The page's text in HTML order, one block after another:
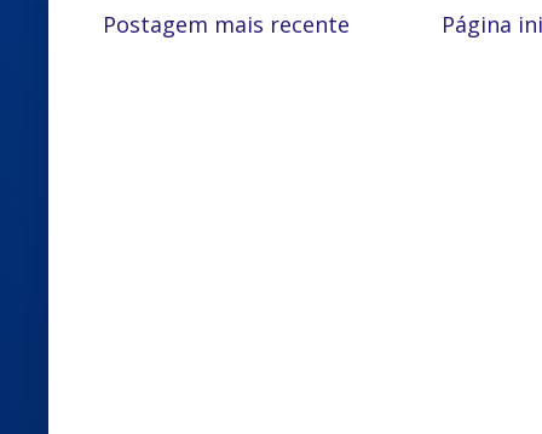
Postagem mais recente Página